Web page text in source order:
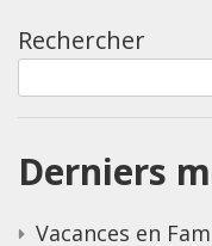
Rechercher
Derniers
Vacances en